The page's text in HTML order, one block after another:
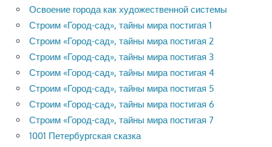
Освоение города как художественной системы
Строим «Город-сад», тайны мира постигая 1
Строим «Город-сад», тайны мира постигая 2
Строим «Город-сад», тайны мира постигая 3
Строим «Город-сад», тайны мира постигая 4
Строим «Город-сад», тайны мира постигая 5
Строим «Город-сад», тайны мира постигая 6
Строим «Город-сад», тайны мира постигая 7
1001 Петербургская сказка